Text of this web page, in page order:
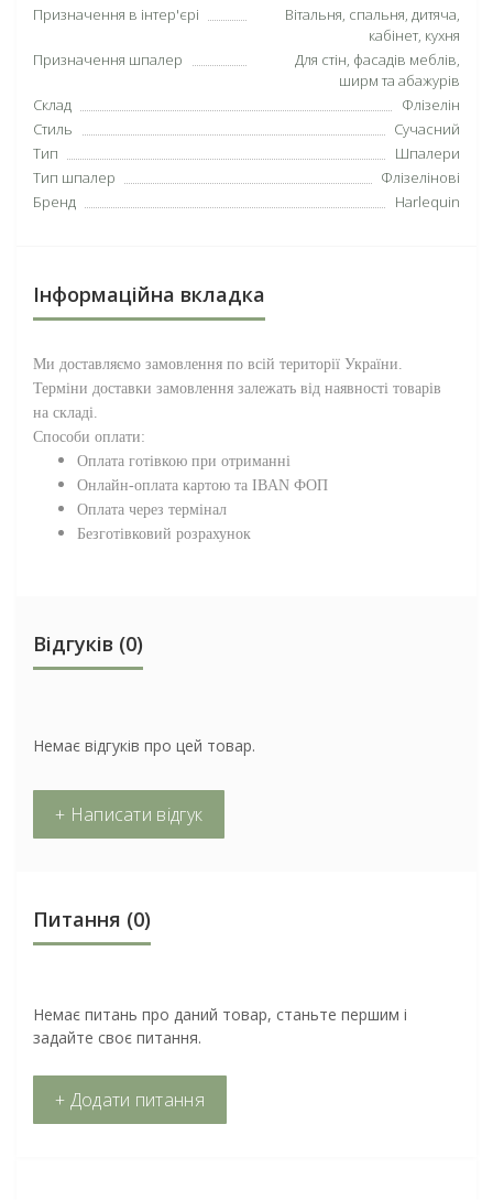
Призначення в інтер'єрі
Вітальня, спальня, дитяча,
кабінет, кухня
Призначення шпалер
Для стін, фасадів меблів,
ширм та абажурів
Склад
Флізелін
Стиль
Сучасний
Тип
Шпалери
Тип шпалер
Флізелінові
Бренд
Harlequin
Інформаційна вкладка
Ми доставляємо замовлення по всій території України.
Терміни доставки замовлення залежать від наявності товарів
на складі.
Способи оплати:
Оплата готівкою при отриманні
Онлайн-оплата картою та IBAN ФОП
Оплата через термінал
Безготівковий розрахунок
Відгуків (0)
Немає відгуків про цей товар.
+ Написати відгук
Питання (0)
Немає питань про даний товар, станьте першим і
задайте своє питання.
+ Додати питання